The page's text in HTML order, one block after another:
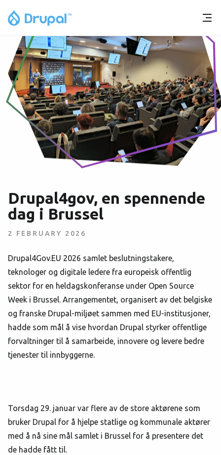
Drupal4gov, en spennende
dag i Brussel
2 FEBRUARY 2026
Drupal4Gov.EU 2026 samlet beslutningstakere,
teknologer og digitale ledere fra europeisk offentlig
sektor for en heldagskonferanse under Open Source
Week i Brussel. Arrangementet, organisert av det belgiske
og franske Drupal-miljøet sammen med EU-institusjoner,
hadde som mål å vise hvordan Drupal styrker offentlige
forvaltninger til å samarbeide, innovere og levere bedre
tjenester til innbyggerne.
Torsdag 29. januar var flere av de store aktørene som
bruker Drupal for å hjelpe statlige og kommunale aktører
med å nå sine mål samlet i Brussel for å presentere det
de hadde fått til.